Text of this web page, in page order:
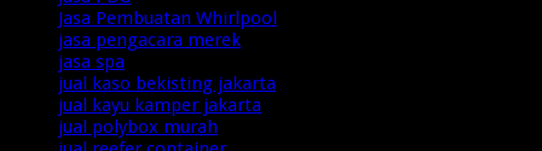
Jasa Pembuatan Whirlpool
jasa pengacara merek
jasa spa
jual kaso bekisting jakarta
jual kayu kamper jakarta
jual polybox murah